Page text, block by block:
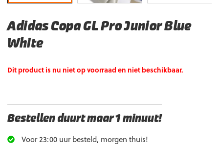
Adidas Copa GL Pro Junior Blue
White
Dit product is nu niet op voorraad en niet beschikbaar.
Bestellen duurt maar 1 minuut!
Voor 23:00 uur besteld, morgen thuis!